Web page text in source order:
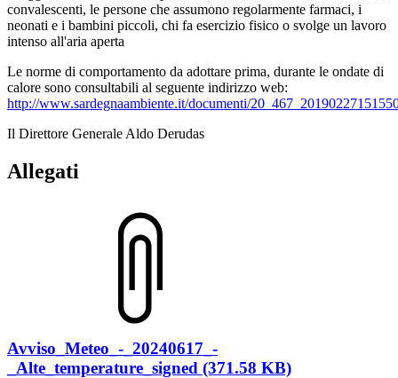
convalescenti, le persone che assumono regolarmente farmaci, i
neonati e i bambini piccoli, chi fa esercizio fisico o svolge un lavoro
intenso all'aria aperta
Le norme di comportamento da adottare prima, durante le ondate di
calore sono consultabili al seguente indirizzo web:
http://www.sardegnaambiente.it/documenti/
Il Direttore Generale Aldo Derudas
Allegati
Avviso_Meteo_-_20240617_-
_Alte_temperature_signed (371.58 KB)